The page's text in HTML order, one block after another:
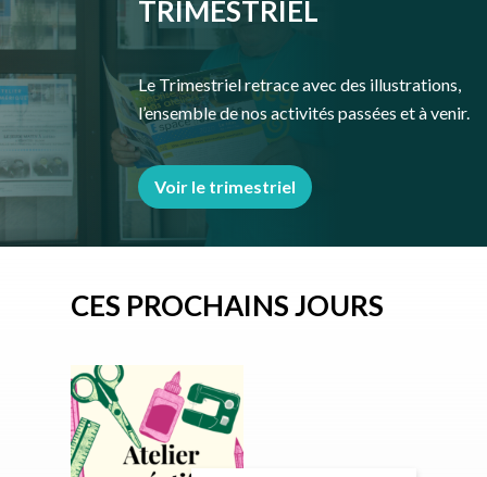
TRIMESTRIEL
Le Trimestriel retrace avec des illustrations,
l’ensemble de nos activités passées et à venir.
Voir le trimestriel
CES PROCHAINS JOURS